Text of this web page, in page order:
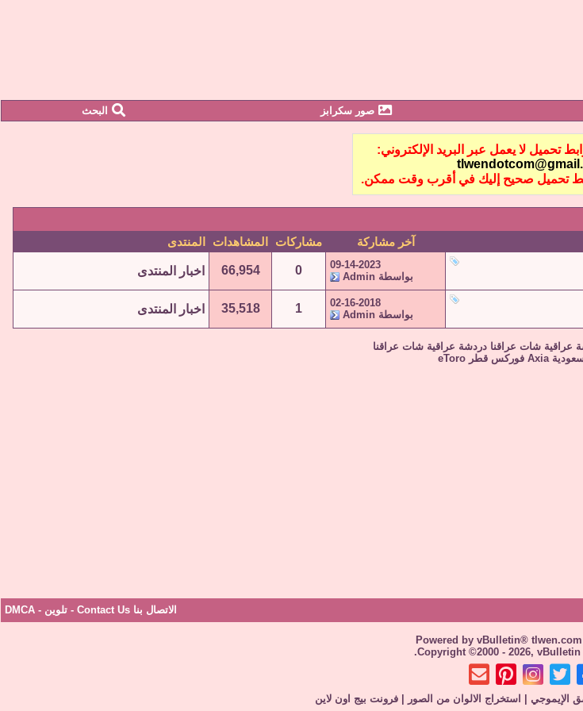
صور سكرابز البحث
تحميل لا يعمل عبر البريد الإلكتروني:
تحميل صحيح إليك في أقرب وقت ممكن.
آخر مشاركة مشاركات المشاهدات المنتدى
09-14-2023
بواسطة Admin
0
66,954 اخبار المنتدى
02-16-2018
بواسطة Admin
1
35,518 اخبار المنتدى
عراقية شات عراقنا دردشة عراقية شات عراقنا
Axia فوركس قطر eToro
الاتصال بنا Contact Us - تلوين -
DMCA
Powered by vBulletin® tlwen.com
Copyright ©2000 - 2026,
الإيموجي استخراج الالوان من الصور فرونت بيج اون لاين